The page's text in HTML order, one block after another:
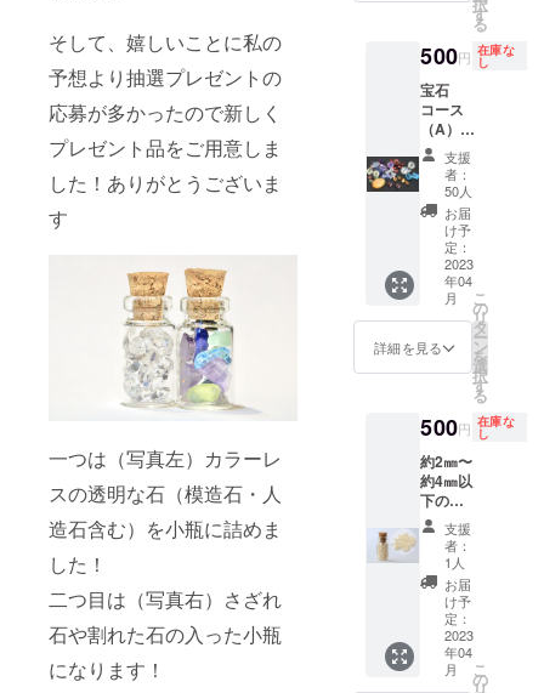
そして、嬉しいことに私の
予想より抽選プレゼントの
応募が多かったので新しく
プレゼント品をご用意しま
した！ありがとうございま
す
一つは（写真左）カラーレ
スの透明な石（模造石・人
造石含む）を小瓶に詰めま
した！
二つ目は（写真右）さざれ
石や割れた石の入った小瓶
になります！
きっかけ
で、お店の
存続にも関
わる事か
ら、新しい
事をしよう
と思い、ク
ラウドファ
ンディング
をしようと
た。
傷など
石で
す。 ※
石のサ
イズや
数はバ
ランス
を考え
てお入
れして
おりま
す。
写真の
石がラ
ンダム
で入り
ます。
※ 石の
サイズ
や数は
バラン
スを考
えてお
入れし
ており
ます。
択
す
る
500円 在庫な
し
宝石
コース
（A）
約3㎜〜
6㎜の天
然石 が
2石〜4
石入り
ます。
宝石の
一例 ブ
ルート
パー
ズ・タ
ンザナ
トト
パー
ズ・ト
ルマリ
ン・ア
メシス
ト・
ガー
ネッ
ト・グ
リーン
クォー
ツ・サ
ファイ
支援
者：
50人
お届
け予
定：
2023
年04
月
詳細を見る
こ
の
リ
タ
ー
ン
を
選
択
す
る
500円 在庫な
し
約2㎜〜
約4㎜以
下の穴
あき
パール
が小瓶
いっぱ
いに
入って
おりま
す。 写
真の
支援
者：
1人
お届
け予
定：
2023
年04
月
こ
の